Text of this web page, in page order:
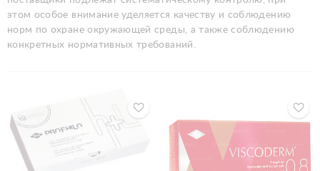
этом особое внимание уделяется качеству и соблюдению
норм по охране окружающей среды, а также соблюдению
конкретных нормативных требований.